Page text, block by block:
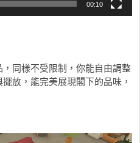
00:10
同樣不受限制，你能自由調整
放，能完美展現閣下的品味，